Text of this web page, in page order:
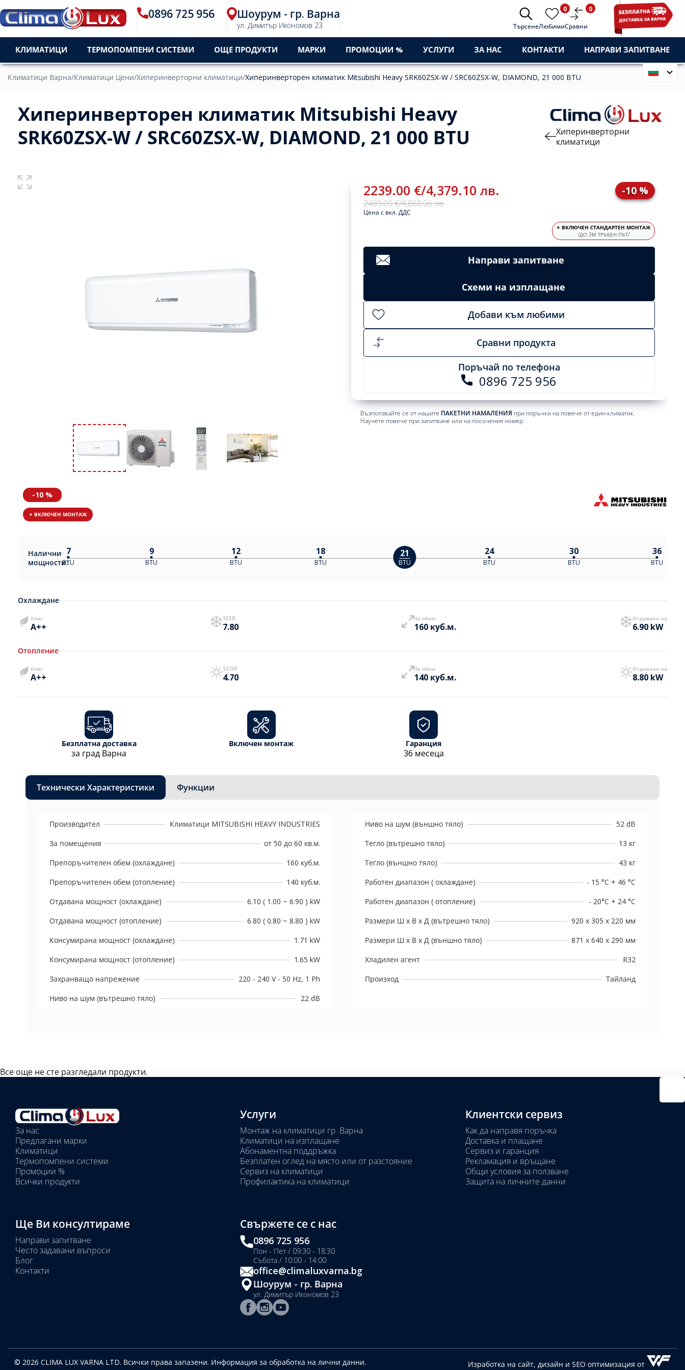
0896 725 956 Шоурум - гр. Варна
ул. Димитър Икономов 23 ТърсенеЛюбими
0
Сравни
0
КЛИМАТИЦИ ТЕРМОПОМПЕНИ СИСТЕМИ ОЩЕ ПРОДУКТИ МАРКИ ПРОМОЦИИ % УСЛУГИ ЗА НАС КОНТАКТИ НАПРАВИ ЗАПИТВАНЕ
Климатици Варна/Климатици Цени/Хиперинверторни климатици/Хиперинверторен климатик Mitsubishi Heavy SRK60ZSX-W / SRC60ZSX-W, DIAMOND, 21 000 BTU
Хиперинверторен климатик Mitsubishi Heavy
SRK60ZSX-W / SRC60ZSX-W, DIAMOND, 21 000 BTU
Хиперинверторни
климатици
2239.00 €/4,379.10 лв.
2489.00 €/4,868.06 лв.
-10 %
Цена с вкл. ДДС
+ ВКЛЮЧЕН СТАНДАРТЕН МОНТАЖ
/ДО 3М ТРЪБЕН ПЪТ/
Направи запитване
Схеми на изплащане
Добави към любими
Сравни продукта
Поръчай по телефона
0896 725 956
Възползвайте се от нашите ПАКЕТНИ НАМАЛЕНИЯ при поръчки на повече от един климатик.
Научете повече при запитване или на посочения номер.
-10 %
+ ВКЛЮЧЕН МОНТАЖ
Налични
мощности:
7
BTU
9
BTU
12
BTU
18
BTU
21
BTU
24
BTU
30
BTU
36
BTU
Охлаждане
Клас
A++
SEER
7.80
За обем
160 куб.м.
Отдаване на
6.90 kW
Отопление
Клас
A++
SCOP
4.70
За обем
140 куб.м.
Отдаване на
8.80 kW
Безплатна доставка
за град Варна
Включен монтаж Гаранция
36 месеца
Технически Характеристики Функции
Производител
Климатици MITSUBISHI HEAVY INDUSTRIES
За помещения
от 50 до 60 кв.м.
Препоръчителен обем (охлаждане)
160 куб.м.
Препоръчителен обем (отопление)
140 куб.м.
Отдавана мощност (охлаждане)
6.10 ( 1.00 ~ 6.90 ) kW
Отдавана мощност (отопление)
6.80 ( 0.80 ~ 8.80 ) kW
Консумирана мощност (охлаждане)
1.71 kW
Консумирана мощност (отопление)
1.65 kW
Захранващо напрежение
220 - 240 V - 50 Hz, 1 Ph
Ниво на шум (вътрешно тяло)
22 dB
Ниво на шум (външно тяло)
52 dB
Тегло (вътрешно тяло)
13 кг
Тегло (външно тяло)
43 кг
Работен диапазон ( охлаждане)
- 15 °C + 46 °C
Работен диапазон ( отопление)
- 20°C + 24 °C
Размери Ш х В х Д (вътрешно тяло)
920 х 305 х 220 мм
Размери Ш х В х Д (външно тяло)
871 х 640 х 290 мм
Хладилен агент
R32
Произход
Тайланд
Все още не сте разгледали продукти.
Избрани
вътрешни
тела:
Избрано
тяло:
За нас
Предлагани марки
Климатици
Термопомпени системи
Промоции %
Всички продукти
Услуги
Монтаж на климатици гр. Варна
Климатици на изплащане
Абонаментна поддръжка
Безплатен оглед на място или от разстояние
Сервиз на климатици
Профилактика на климатици
Клиентски сервиз
Как да направя поръчка
Доставка и плащане
Сервиз и гаранция
Рекламация и връщане
Общи условия за ползване
Защита на личните данни
Ще Ви консултираме
Направи запитване
Често задавани въпроси
Блог
Контакти
Свържете се с нас
0896 725 956
Пон - Пет / 09:30 - 18:30
Събота / 10:00 - 14:00
office@climaluxvarna.bg
Шоурум - гр. Варна
ул. Димитър Икономов 23
© 2026 CLIMA LUX VARNA LTD. Всички права запазени. Информация за обработка на лични данни. Изработка на сайт, дизайн и SEO оптимизация от